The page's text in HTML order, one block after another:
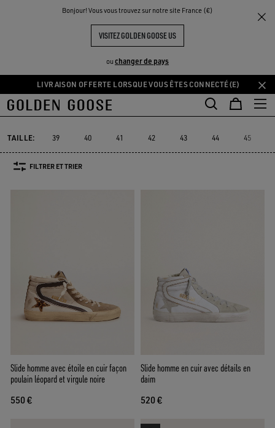
Bonjour! Vous vous trouvez sur notre site France (€)
VISITEZ GOLDEN GOOSE US
ou changer de pays
Aller
au
principal
Aller
au
du
pied
de
LIVRAISON OFFERTE LORSQUE VOUS ÊTES CONNECTÉ(E)
THE
COMMUNITY
Sneakers Slide
SLIDE HOMME
Slide
Slide
Forty2
Forty2
GGDB Classics
GGDB ClassicsFrancy
Starter
Starter
Lightstar
Lightstar
TAILLE: 39 40 41 42 43 44 45
FILTRER ET TRIER
Slide homme avec étoile en cuir façon
poulain léopard et virgule noire
550 €
Slide homme en cuir avec détails en
daim
520 €